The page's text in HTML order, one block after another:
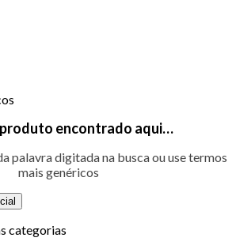
produto encontrado aqui…
palavra digitada na busca ou use termos
mais genéricos
categorias